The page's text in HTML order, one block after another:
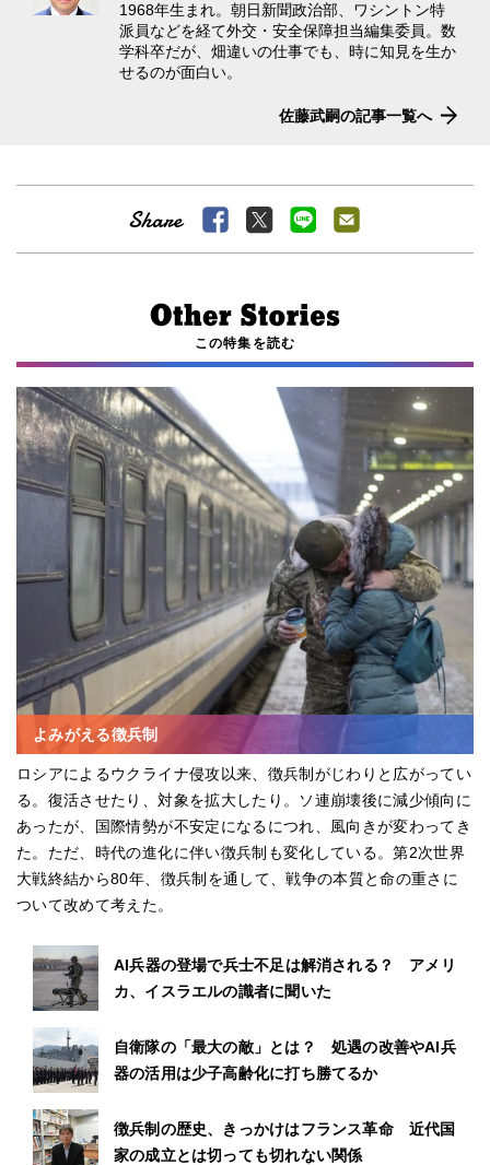
1968年生まれ。朝日新聞政治部、ワシントン特
派員などを経て外交・安全保障担当編集委員。数
学科卒だが、畑違いの仕事でも、時に知見を生か
せるのが面白い。
佐藤武嗣の記事一覧へ
この特集を読む
よみがえる徴兵制
ロシアによるウクライナ侵攻以来、徴兵制がじわりと広がってい
る。復活させたり、対象を拡大したり。ソ連崩壊後に減少傾向に
あったが、国際情勢が不安定になるにつれ、風向きが変わってき
た。ただ、時代の進化に伴い徴兵制も変化している。第2次世界
大戦終結から80年、徴兵制を通して、戦争の本質と命の重さに
ついて改めて考えた。
AI兵器の登場で兵士不足は解消される？ アメリ
カ、イスラエルの識者に聞いた
自衛隊の「最大の敵」とは？ 処遇の改善やAI兵
器の活用は少子高齢化に打ち勝てるか
徴兵制の歴史、きっかけはフランス革命 近代国
家の成立とは切っても切れない関係